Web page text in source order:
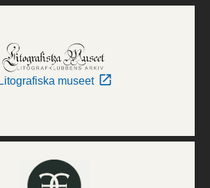
Litografiska museet